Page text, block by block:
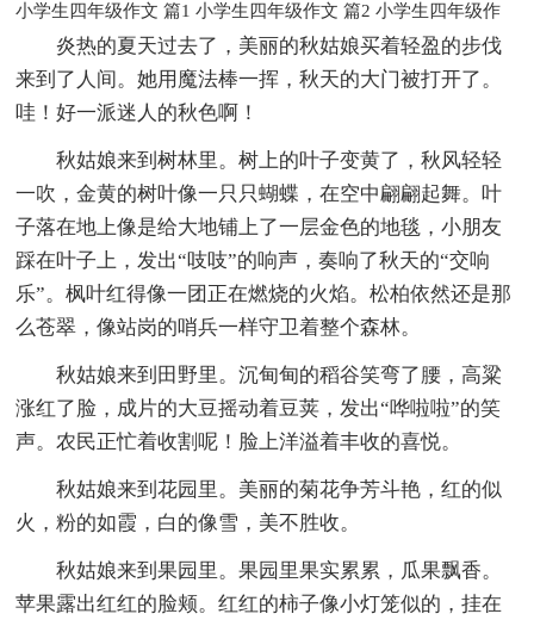
小学生四年级作文 篇1
炎热的夏天过去了，美丽的秋姑娘买着轻盈的步伐
来到了人间。她用魔法棒一挥，秋天的大门被打开了。
哇！好一派迷人的秋色啊！
秋姑娘来到树林里。树上的叶子变黄了，秋风轻轻
一吹，金黄的树叶像一只只蝴蝶，在空中翩翩起舞。叶
子落在地上像是给大地铺上了一层金色的地毯，小朋友
踩在叶子上，发出“吱吱”的响声，奏响了秋天的“交响
乐”。枫叶红得像一团正在燃烧的火焰。松柏依然还是那
么苍翠，像站岗的哨兵一样守卫着整个森林。
秋姑娘来到田野里。沉甸甸的稻谷笑弯了腰，高粱
涨红了脸，成片的大豆摇动着豆荚，发出“哗啦啦”的笑
声。农民正忙着收割呢！脸上洋溢着丰收的喜悦。
秋姑娘来到花园里。美丽的菊花争芳斗艳，红的似
火，粉的如霞，白的像雪，美不胜收。
秋姑娘来到果园里。果园里果实累累，瓜果飘香。
苹果露出红红的脸颊。红红的柿子像小灯笼似的，挂在
小学生四年级作文 篇2小学生四年级作